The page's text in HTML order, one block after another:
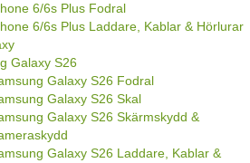
6/6s Plus Fodral
6/6s Plus Laddare, Kablar & Hörlurar
Galaxy S26
Galaxy S26 Fodral
Galaxy S26 Skal
Galaxy S26 Skärmskydd &
Galaxy S26 Laddare, Kablar &